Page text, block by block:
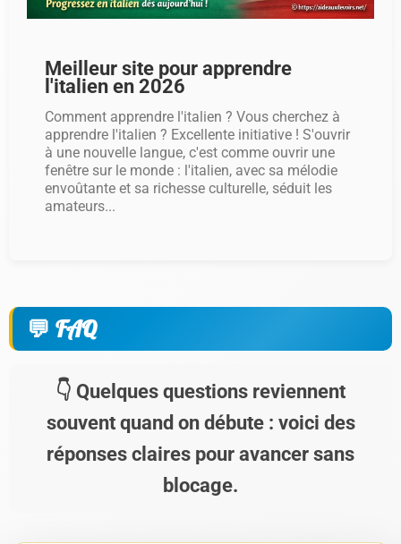
Meilleur site pour apprendre
l'italien en 2026
Comment apprendre l'italien ? Vous cherchez à
apprendre l'italien ? Excellente initiative ! S'ouvrir
à une nouvelle langue, c'est comme ouvrir une
fenêtre sur le monde : l'italien, avec sa mélodie
envoûtante et sa richesse culturelle, séduit les
amateurs...
FAQ
Quelques questions reviennent
souvent quand on débute : voici des
réponses claires pour avancer sans
blocage.